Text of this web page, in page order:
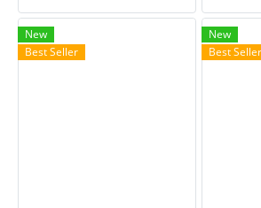
New
Best Seller
New
Best Seller